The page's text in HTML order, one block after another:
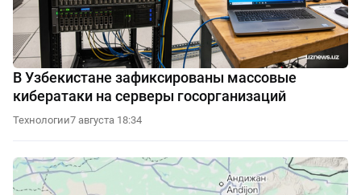
В Узбекистане зафиксированы массовые
кибератаки на серверы госорганизаций
Технологии7 августа 18:34